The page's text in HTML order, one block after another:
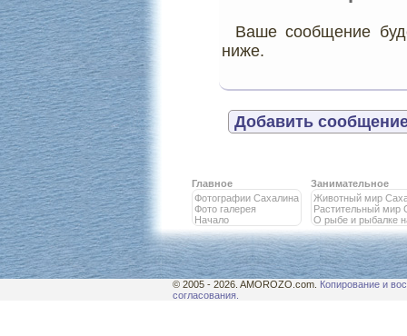
Ваше сообщение
ниже.
Добавить
Главное
Фотографии Сахалина
Фото галерея
Начало
Занимательное
Животный мир
Растительный мир
О рыбе и рыбалке
© 2005 - 2026. AMOROZO.com. Копирование и
согласования.